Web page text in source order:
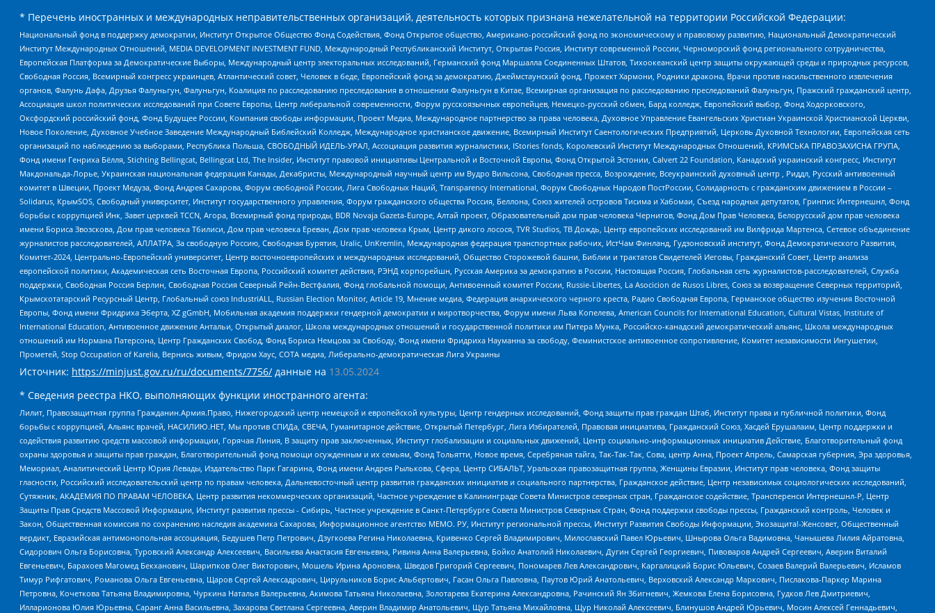
* Перечень иностранных и международных неправительственных организаций, деятельность которых признана нежелательной на территории Российской Федерации:
Национальный фонд в поддержку демократии, Институт Открытое Общество Фонд Содействия, Фонд Открытое общество, Американо-российский фонд по экономическому и правовому развитию, Национальный Демократический
Институт Международных Отношений, MEDIA DEVELOPMENT INVESTMENT FUND, Международный Республиканский Институт, Открытая Россия, Институт современной России, Черноморский фонд регионального сотрудничества,
Европейская Платформа за Демократические Выборы, Международный центр электоральных исследований, Германский фонд Маршалла Соединенных Штатов, Тихоокеанский центр защиты окружающей среды и природных ресурсов,
Свободная Россия, Всемирный конгресс украинцев, Атлантический совет, Человек в беде, Европейский фонд за демократию, Джеймстаунский фонд, Прожект Хармони, Родники дракона, Врачи против насильственного извлечения
органов, Фалунь Дафа, Друзья Фалуньгун, Фалуньгун, Коалиция по расследованию преследования в отношении Фалуньгун в Китае, Всемирная организация по расследованию преследований Фалуньгун, Пражский гражданский центр,
Ассоциация школ политических исследований при Совете Европы, Центр либеральной современности, Форум русскоязычных европейцев, Немецко-русский обмен, Бард колледж, Европейский выбор, Фонд Ходорковского,
Оксфордский российский фонд, Фонд Будущее России, Компания свободы информации, Проект Медиа, Международное партнерство за права человека, Духовное Управление Евангельских Христиан Украинской Христианской Церкви,
Новое Поколение, Духовное Учебное Заведение Международный Библейский Колледж, Международное христианское движение, Всемирный Институт Саентологических Предприятий, Церковь Духовной Технологии, Европейская сеть
организаций по наблюдению за выборами, Республика Польша, СВОБОДНЫЙ ИДЕЛЬ-УРАЛ, Ассоциация развития журналистики, IStories fonds, Королевский Институт Международных Отношений, КРИМСЬКА ПРАВОЗАХИСНА ГРУПА,
Фонд имени Генриха Бёлля, Stichting Bellingcat, Bellingcat Ltd, The Insider, Институт правовой инициативы Центральной и Восточной Европы, Фонд Открытой Эстонии, Calvert 22 Foundation, Канадский украинский конгресс, Институт
Макдональда-Лорье, Украинская национальная федерация Канады, Декабристы, Международный научный центр им Вудро Вильсона, Свободная пресса, Возрождение, Всеукраинский духовный центр , Риддл, Русский антивоенный
комитет в Швеции, Проект Медуза, Фонд Андрея Сахарова, Форум свободной России, Лига Свободных Наций, Transparеncy International, Форум Свободных Народов ПостРоссии, Солидарность с гражданским движением в России –
Solidarus, КрымSOS, Свободный университет, Институт государственного управления, Форум гражданского общества Россия, Беллона, Союз жителей островов Тисима и Хабомаи, Съезд народных депутатов, Гринпис Интернешнл, Фонд
борьбы с коррупцией Инк, Завет церквей TCCN, Агора, Всемирный фонд природы, BDR Novaja Gazeta-Europe, Алтай проект, Образовательный дом прав человека Чернигов, Фонд Дом Прав Человека, Белорусский дом прав человека
имени Бориса Звозскова, Дом прав человека Тбилиси, Дом прав человека Ереван, Дом прав человека Крым, Центр дикого лосося, TVR Studios, ТВ Дождь, Центр европейских исследований им Вилфрида Мартенса, Сетевое объединение
журналистов расследователей, АЛЛАТРА, За свободную Россию, Свободная Бурятия, Uralic, UnKremlin, Международная федерация транспортных рабочих, ИстЧам Финланд, Гудзоновский институт, Фонд Демократического Развития,
Комитет-2024, Центрально-Европейский университет, Центр восточноевропейских и международных исследований, Общество Сторожевой башни, Библии и трактатов Свидетелей Иеговы, Гражданский Совет, Центр анализа
европейской политики, Академическая сеть Восточная Европа, Российский комитет действия, РЭНД корпорейшн, Русская Америка за демократию в России, Настоящая Россия, Глобальная сеть журналистов-расследователей, Служба
поддержки, Свободная Россия Берлин, Свободная Россия Северный Рейн-Вестфалия, Фонд глобальной помощи, Антивоенный комитет России, Russie-Libertes, La Asocicion de Rusos Libres, Союз за возвращение Северных территорий,
Крымскотатарский Ресурсный Центр, Глобальный союз IndustriALL, Russian Election Monitor, Article 19, Мнение медиа, Федерация анархического черного креста, Радио Свободная Европа, Германское общество изучения Восточной
Европы, Фонд имени Фридриха Эберта, XZ gGmbH, Мобильная академия поддержки гендерной демократии и миротворчества, Форум имени Льва Копелева, American Councils for International Education, Cultural Vistas, Institute of
International Education, Антивоенное движение Антальи, Открытый диалог, Школа международных отношений и государственной политики им Питера Мунка, Российско-канадский демократический альянс, Школа международных
отношений им Нормана Патерсона, Центр Гражданских Свобод, Фонд Бориса Немцова за Свободу, Фонд имени Фридриха Науманна за свободу, Феминистское антивоенное сопротивление, Комитет независимости Ингушетии,
Прометей, Stop Occupation of Karelia, Вернись живым, Фридом Хаус, СОТА медиа, Либерально-демократическая Лига Украины
Источник: https://minjust.gov.ru/ru/documents/7756/ данные на 13.05.2024
* Сведения реестра НКО, выполняющих функции иностранного агента:
Лилит, Правозащитная группа Гражданин.Армия.Право, Нижегородский центр немецкой и европейской культуры, Центр гендерных исследований, Фонд защиты прав граждан Штаб, Институт права и публичной политики, Фонд
борьбы с коррупцией, Альянс врачей, НАСИЛИЮ.НЕТ, Мы против СПИДа, СВЕЧА, Гуманитарное действие, Открытый Петербург, Лига Избирателей, Правовая инициатива, Гражданский Союз, Хасдей Ерушалаим, Центр поддержки и
содействия развитию средств массовой информации, Горячая Линия, В защиту прав заключенных, Институт глобализации и социальных движений, Центр социально-информационных инициатив Действие, Благотворительный фонд
охраны здоровья и защиты прав граждан, Благотворительный фонд помощи осужденным и их семьям, Фонд Тольятти, Новое время, Серебряная тайга, Так-Так-Так, Сова, центр Анна, Проект Апрель, Самарская губерния, Эра здоровья,
Мемориал, Аналитический Центр Юрия Левады, Издательство Парк Гагарина, Фонд имени Андрея Рылькова, Сфера, Центр СИБАЛЬТ, Уральская правозащитная группа, Женщины Евразии, Институт прав человека, Фонд защиты
гласности, Российский исследовательский центр по правам человека, Дальневосточный центр развития гражданских инициатив и социального партнерства, Гражданское действие, Центр независимых социологических исследований,
Сутяжник, АКАДЕМИЯ ПО ПРАВАМ ЧЕЛОВЕКА, Центр развития некоммерческих организаций, Частное учреждение в Калининграде Совета Министров северных стран, Гражданское содействие, Трансперенси Интернешнл-Р, Центр
Защиты Прав Средств Массовой Информации, Институт развития прессы - Сибирь, Частное учреждение в Санкт-Петербурге Совета Министров Северных Стран, Фонд поддержки свободы прессы, Гражданский контроль, Человек и
Закон, Общественная комиссия по сохранению наследия академика Сахарова, Информационное агентство МЕМО. РУ, Институт региональной прессы, Институт Развития Свободы Информации, Экозащита!-Женсовет, Общественный
вердикт, Евразийская антимонопольная ассоциация, Бедушев Петр Петрович, Дзугкоева Регина Николаевна, Кривенко Сергей Владимирович, Милославский Павел Юрьевич, Шнырова Ольга Вадимовна, Чанышева Лилия Айратовна,
Сидорович Ольга Борисовна, Туровский Александр Алексеевич, Васильева Анастасия Евгеньевна, Ривина Анна Валерьевна, Бойко Анатолий Николаевич, Дугин Сергей Георгиевич, Пивоваров Андрей Сергеевич, Аверин Виталий
Евгеньевич, Барахоев Магомед Бекханович, Шарипков Олег Викторович, Мошель Ирина Ароновна, Шведов Григорий Сергеевич, Пономарев Лев Александрович, Каргалицкий Борис Юльевич, Созаев Валерий Валерьевич, Исламов
Тимур Рифгатович, Романова Ольга Евгеньевна, Щаров Сергей Алексадрович, Цирульников Борис Альбертович, Гасан Ольга Павловна, Паутов Юрий Анатольевич, Верховский Александр Маркович, Пислакова-Паркер Марина
Петровна, Кочеткова Татьяна Владимировна, Чуркина Наталья Валерьевна, Акимова Татьяна Николаевна, Золотарева Екатерина Александровна, Рачинский Ян Збигневич, Жемкова Елена Борисовна, Гудков Лев Дмитриевич,
Илларионова Юлия Юрьевна, Саранг Анна Васильевна, Захарова Светлана Сергеевна, Аверин Владимир Анатольевич, Щур Татьяна Михайловна, Щур Николай Алексеевич, Блинушов Андрей Юрьевич, Мосин Алексей Геннадьевич,